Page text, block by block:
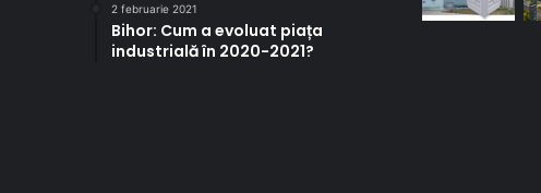
2 februarie 2021
Bihor: Cum a evoluat piața
industrială în 2020-2021?